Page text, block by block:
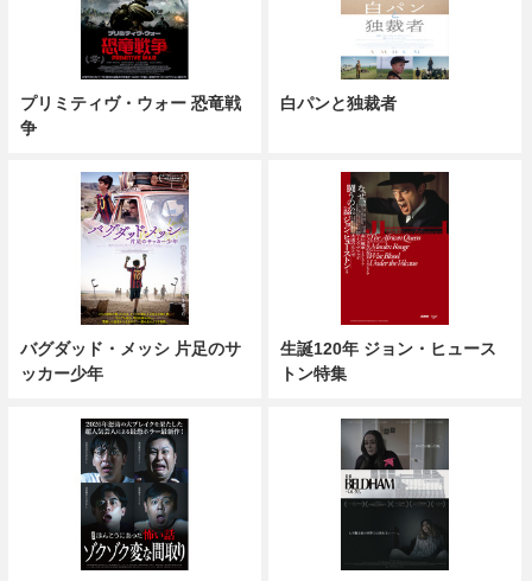
プリミティヴ・ウォー 恐竜戦
争
白パンと独裁者
バグダッド・メッシ 片足のサ
ッカー少年
生誕120年 ジョン・ヒュース
トン特集